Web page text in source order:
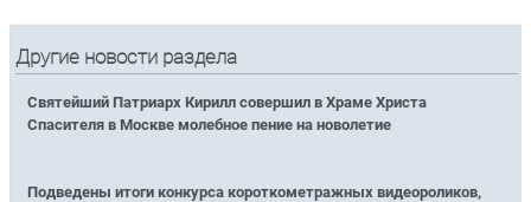
Другие новости раздела
Святейший Патриарх Кирилл совершил в Храме Христа
Спасителя в Москве молебное пение на новолетие
Подведены итоги конкурса короткометражных видеороликов,